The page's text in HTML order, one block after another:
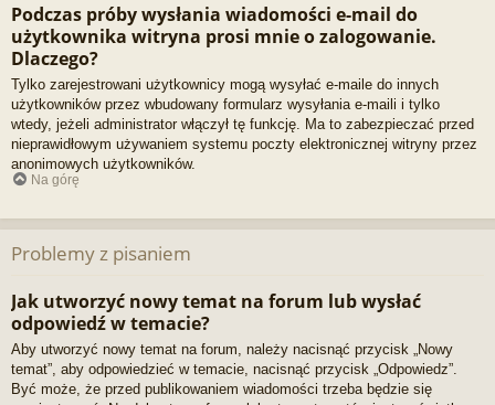
Podczas próby wysłania wiadomości e-mail do
użytkownika witryna prosi mnie o zalogowanie.
Dlaczego?
Tylko zarejestrowani użytkownicy mogą wysyłać e-maile do innych
użytkowników przez wbudowany formularz wysyłania e-maili i tylko
wtedy, jeżeli administrator włączył tę funkcję. Ma to zabezpieczać przed
nieprawidłowym używaniem systemu poczty elektronicznej witryny przez
anonimowych użytkowników.
Na górę
Problemy z pisaniem
Jak utworzyć nowy temat na forum lub wysłać
odpowiedź w temacie?
Aby utworzyć nowy temat na forum, należy nacisnąć przycisk „Nowy
temat”, aby odpowiedzieć w temacie, nacisnąć przycisk „Odpowiedz”.
Być może, że przed publikowaniem wiadomości trzeba będzie się